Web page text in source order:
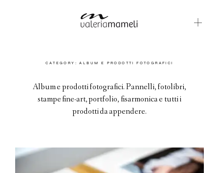
CATEGORY: ALBUM E PRODOTTI FOTOGRAFICI
Album e prodotti fotografici. Pannelli, fotolibri,
stampe fine-art, portfolio, fisarmonica e tutti i
prodotti da appendere.
GALLERIE
BLOG
CONTATTI
ENGLISH